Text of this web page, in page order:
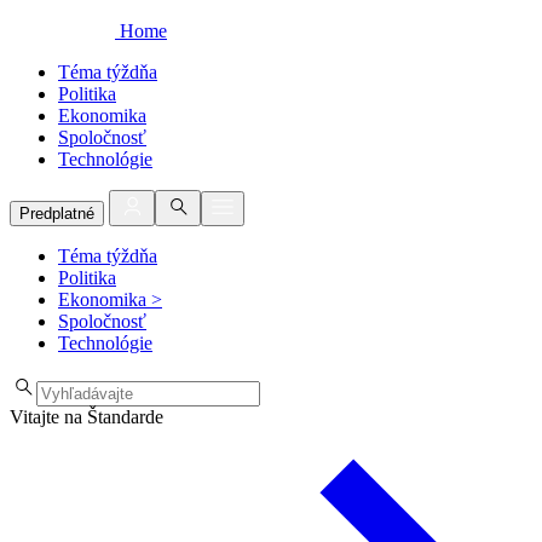
Home
Téma týždňa
Politika
Ekonomika
Spoločnosť
Technológie
Predplatné
Téma týždňa
Politika
Ekonomika >
Spoločnosť
Technológie
Vitajte na Štandarde